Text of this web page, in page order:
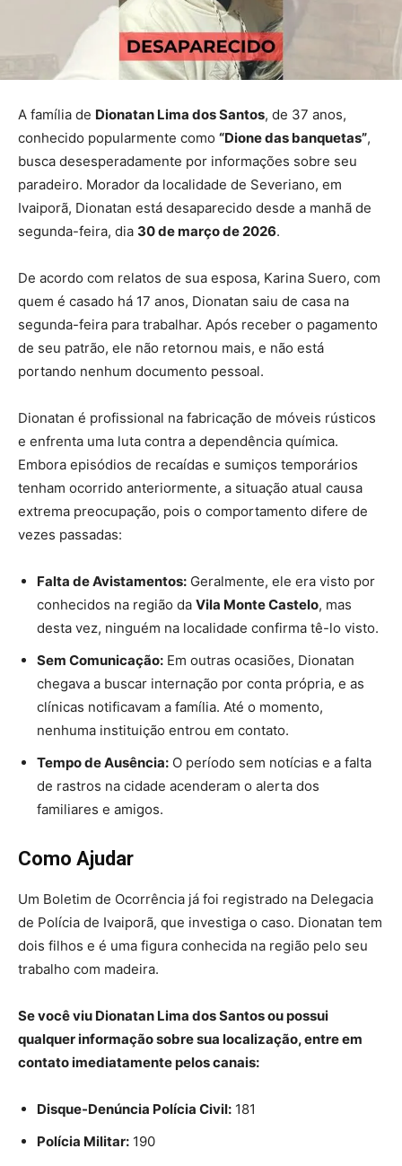
A família de Dionatan Lima dos Santos, de 37 anos,
conhecido popularmente como “Dione das banquetas”,
busca desesperadamente por informações sobre seu
paradeiro. Morador da localidade de Severiano, em
Ivaiporã, Dionatan está desaparecido desde a manhã de
segunda-feira, dia 30 de março de 2026.
De acordo com relatos de sua esposa, Karina Suero, com
quem é casado há 17 anos, Dionatan saiu de casa na
segunda-feira para trabalhar. Após receber o pagamento
de seu patrão, ele não retornou mais, e não está
portando nenhum documento pessoal.
Dionatan é profissional na fabricação de móveis rústicos
e enfrenta uma luta contra a dependência química.
Embora episódios de recaídas e sumiços temporários
tenham ocorrido anteriormente, a situação atual causa
extrema preocupação, pois o comportamento difere de
vezes passadas:
Falta de Avistamentos: Geralmente, ele era visto por
conhecidos na região da Vila Monte Castelo, mas
desta vez, ninguém na localidade confirma tê-lo visto.
Sem Comunicação: Em outras ocasiões, Dionatan
chegava a buscar internação por conta própria, e as
clínicas notificavam a família. Até o momento,
nenhuma instituição entrou em contato.
Tempo de Ausência: O período sem notícias e a falta
de rastros na cidade acenderam o alerta dos
familiares e amigos.
Como Ajudar
Um Boletim de Ocorrência já foi registrado na Delegacia
de Polícia de Ivaiporã, que investiga o caso. Dionatan tem
dois filhos e é uma figura conhecida na região pelo seu
trabalho com madeira.
Se você viu Dionatan Lima dos Santos ou possui
qualquer informação sobre sua localização, entre em
contato imediatamente pelos canais:
Disque-Denúncia Polícia Civil: 181
Polícia Militar: 190